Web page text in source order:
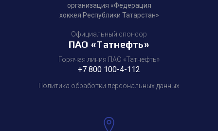
организация «Федерация
хоккея Республики Татарстан»
Официальный спонсор
ПАО «Татнефть»
Горячая линия ПАО «Татнефть»
+7 800 100-4-112
Политика обработки персональных данных